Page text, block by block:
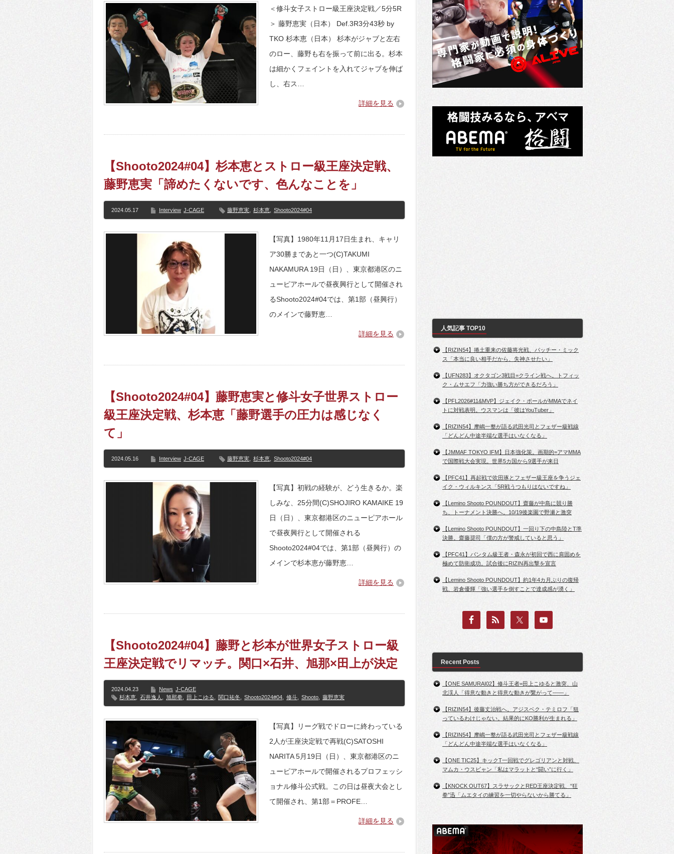
＜修斗女子ストロー級王座決定戦／5分5R
＞ 藤野恵実（日本） Def.3R3分43秒 by
TKO 杉本恵（日本） 杉本がジャブと左右
のロー、藤野も右を振って前に出る。杉本
は細かくフェイントを入れてジャブを伸ば
し、右ス…
詳細を見る
【Shooto2024#04】杉本恵とストロー級王座決定戦、
藤野恵実「諦めたくないです、色んなことを」
2024.05.17 Interview J-CAGE 藤野恵実 杉本恵 Shooto2024#04
【写真】1980年11月17日生まれ、キャリ
ア30勝まであと一つ(C)TAKUMI
NAKAMURA 19日（日）、東京都港区のニ
ューピアホールで昼夜興行として開催され
るShooto2024#04では、第1部（昼興行）
のメインで藤野恵…
詳細を見る
【Shooto2024#04】藤野恵実と修斗女子世界ストロー
級王座決定戦、杉本恵「藤野選手の圧力は感じなく
て」
2024.05.16 Interview J-CAGE 藤野恵実 杉本恵 Shooto2024#04
【写真】初戦の経験が、どう生きるか。楽
しみな、25分間(C)SHOJIRO KAMAIKE 19
日（日）、東京都港区のニューピアホール
で昼夜興行として開催される
Shooto2024#04では、第1部（昼興行）の
メインで杉本恵が藤野恵…
詳細を見る
【Shooto2024#04】藤野と杉本が世界女子ストロー級
王座決定戦でリマッチ。関口×石井、旭那×田上が決定
2024.04.23 News J-CAGE
杉本恵
石井逸人 旭那拳 田上こゆる 関口祐冬 Shooto2024#04 修斗 Shooto 藤野恵実
【写真】リーグ戦でドローに終わっている
2人が王座決定戦で再戦(C)SATOSHI
NARITA 5月19日（日）、東京都港区のニ
ューピアホールで開催されるプロフェッシ
ョナル修斗公式戦。この日は昼夜大会とし
て開催され、第1部＝PROFE…
詳細を見る
人気記事 TOP10
【RIZIN54】捲土重来の佐藤将光戦、パッチー・ミック
ス「本当に良い相手だから、失神させたい」
【UFN283】オクタゴン3戦目=クライン戦へ。トフィッ
ク・ムサエフ「力強い勝ち方ができるだろう」
【PFL2026#11&MVP】ジェイク・ポールがMMAでネイ
トに対戦表明。ウスマンは「彼はYouTuber」
【RIZIN54】摩嶋一整が語る武田光司とフェザー級戦線
「どんどん中途半端な選手はいなくなる」
【JMMAF TOKYO IFM】日本強化策。画期的=アマMMA
で国際戦大会実現。世界5カ国から9選手が来日
【PFC41】再起戦で吹田琢とフェザー級王座を争うジェ
イク・ウィルキンス「5R戦うつもりはないですね」
【Lemino Shooto POUNDOUT】齋藤が中島に競り勝
ち、トーナメント決勝へ。10/19後楽園で野瀬と激突
【Lemino Shooto POUNDOUT】一回り下の中島陸とT準
決勝。齋藤奨司「僕の方が警戒していると思う」
【PFC41】バンタム級王者・森永が初回で西に肩固めを
極めて防衛成功。試合後にRIZIN再出撃を宣言
【Lemino Shooto POUNDOUT】約1年4カ月ぶりの復帰
戦、岩倉優輝「強い選手を倒すことで達成感が湧く」
Recent Posts
【ONE SAMURAI02】修斗王者=田上こゆると激突、山
北渓人「得意な動きと得意な動きが繋がって――」
【RIZIN54】後藤丈治戦へ。アジスベク・テミロフ「狙
っているわけじゃない。結果的にKO勝利が生まれる」
【RIZIN54】摩嶋一整が語る武田光司とフェザー級戦線
「どんどん中途半端な選手はいなくなる」
【ONE TIC25】キックT一回戦でグレゴリアンと対戦、
マムカ・ウスビャン「私はマラットと“闘い”に行く」
【KNOCK OUT67】スラサックとRED王座決定戦、“狂
拳”迅「ムエタイの練習を一切やらないから勝てる」